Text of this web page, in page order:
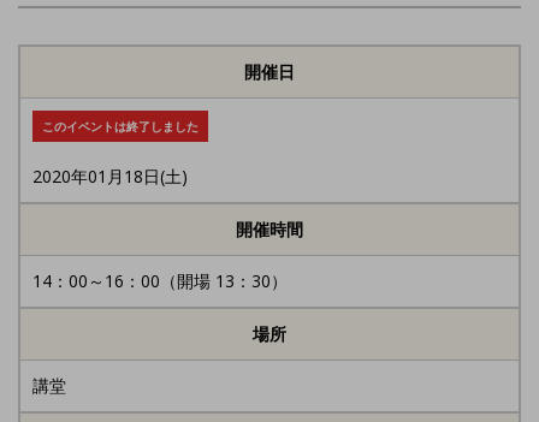
開催日
このイベントは終了しました
2020年01月18日(土)
開催時間
14：00～16：00（開場 13：30）
場所
講堂